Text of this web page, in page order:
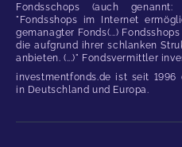
Fondsschops (auch
"Fondsshops im Internet
gemanagter Fonds(...)
die aufgrund ihrer schlanken
anbieten. (...)" Fondsvermittler
investmentfonds.de ist seit
in Deutschland und Europa.